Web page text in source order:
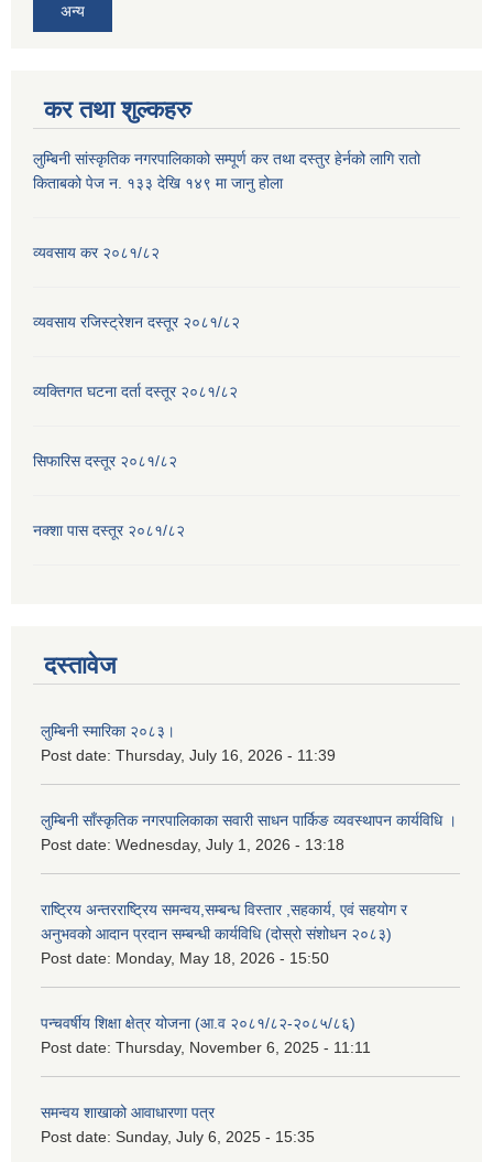
अन्य
कर तथा शुल्कहरु
लुम्बिनी सांस्कृतिक नगरपालिकाको सम्पूर्ण कर तथा दस्तुर हेर्नको लागि रातो
किताबको पेज न. १३३ देखि १४९ मा जानु होला
व्यवसाय कर २०८१/८२
व्यवसाय रजिस्ट्रेशन दस्तूर २०८१/८२
व्यक्तिगत घटना दर्ता दस्तूर २०८१/८२
सिफारिस दस्तूर २०८१/८२
नक्शा पास दस्तूर २०८१/८२
दस्तावेज
लुम्बिनी स्मारिका २०८३।
Post date: Thursday, July 16, 2026 - 11:39
लुम्बिनी साँस्कृतिक नगरपालिकाका सवारी साधन पार्किङ व्यवस्थापन कार्यविधि ।
Post date: Wednesday, July 1, 2026 - 13:18
राष्ट्रिय अन्तरराष्ट्रिय समन्वय,सम्बन्ध विस्तार ,सहकार्य, एवं सहयोग र
अनुभवको आदान प्रदान सम्बन्धी कार्यविधि (दोस्रो संशोधन २०८३)
Post date: Monday, May 18, 2026 - 15:50
पन्चवर्षीय शिक्षा क्षेत्र योजना (आ.व २०८१/८२-२०८५/८६)
Post date: Thursday, November 6, 2025 - 11:11
समन्वय शाखाको आवाधारणा पत्र
Post date: Sunday, July 6, 2025 - 15:35